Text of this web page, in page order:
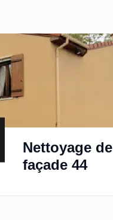
Nettoyage de
façade 44